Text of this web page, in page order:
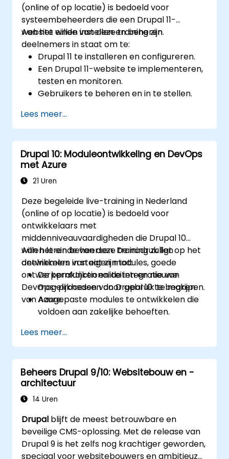
(online of op locatie) is bedoeld voor
systeembeheerders die een Drupal 11-
website willen instellen en beheren.
Aan het einde van deze training zijn
deelnemers in staat om te:
Drupal 11 te installeren en configureren.
Een Drupal 11-website te implementeren,
testen en monitoren.
Gebruikers te beheren en in te stellen.
De prestaties van een Drupal 11-website
te optimaliseren.
Geplande back-ups uit te voeren.
Meerdere versies van een Drupal 11-
website te implementeren (multilingual,
mobiel, etc.).
Lees meer...
Drupal 10: Moduleontwikkeling en DevOps
met Azure
21 Uren
Deze begeleide live-training in Nederland
(online of op locatie) is bedoeld voor
ontwikkelaars met
middenniveauvaardigheden die Drupal 10
willen leren beheersen. De nadruk ligt op het
ontwikkelen van eigen modules, goede
ontwerppraktijken en de integratie van
DevOps-processen door gebruik te maken
van Azure.
Aan het einde van deze training zullen
deelnemers in staat zijn tot:
De kernfunctionaliteiten en nieuwe
mogelijkheden van Drupal 10 te begrijpen.
Aangepaste modules te ontwikkelen die
voldoen aan zakelijke behoeften.
ontwikkeling toe te passen.
Ontwikkelomgevingen te configureren en
beheren met behulp van Azure-diensten.
Implementatie en schaling te
automatiseren via de tools binnen Azure
DevOps.
Lees meer...
Beheers Drupal 9/10: Websitebouw en -
architectuur
14 Uren
Drupal blijft de meest betrouwbare en
beveilige CMS-oplossing. Met de release van
Drupal 9 is het zelfs nog krachtiger geworden,
speciaal voor websitebouwers en ambitieuze